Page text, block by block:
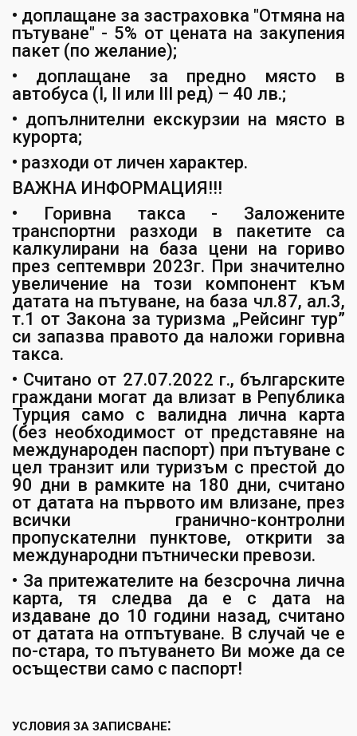
• доплащане за застраховка "Отмяна на
пътуване" - 5% от цената на закупения
пакет (по желание);
• доплащане за предно място в
автобуса (I, II или III ред) – 40 лв.;
• допълнителни екскурзии на място в
курорта;
• разходи от личен характер.
ВАЖНА ИНФОРМАЦИЯ!!!
• Горивна такса - Заложените
транспортни разходи в пакетите са
калкулирани на база цени на гориво
през септември 2023г. При значително
увеличение на този компонент към
датата на пътуване, на база чл.87, ал.3,
т.1 от Закона за туризма „Рейсинг тур”
си запазва правото да наложи горивна
такса.
• Считано от 27.07.2022 г., българските
граждани могат да влизат в Република
Турция само с валидна лична карта
(без необходимост от представяне на
международен паспорт) при пътуване с
цел транзит или туризъм с престой до
90 дни в рамките на 180 дни, считано
от датата на първото им влизане, през
всички гранично-контролни
пропускателни пунктове, открити за
международни пътнически превози.
• За притежателите на безсрочна лична
карта, тя следва да е с дата на
издаване до 10 години назад, считано
от датата на отпътуване. В случай че е
по-стара, то пътуването Ви може да се
осъществи само с паспорт!
УСЛОВИЯ ЗА ЗАПИСВАНЕ: